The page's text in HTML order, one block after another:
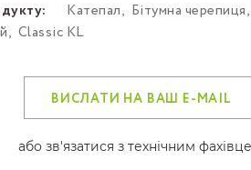
Катепал, Бітумна черепиця,
, Classic KL
ВИСЛАТИ НА ВАШ E-MAIL
або зв'язатися з технічним